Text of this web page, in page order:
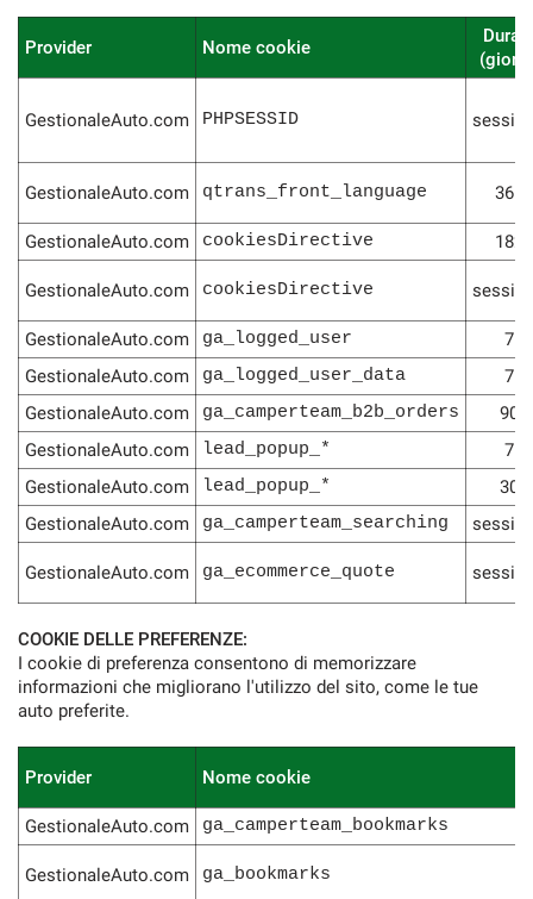
Provider Nome cookie
GestionaleAuto.com PHPSESSID
GestionaleAuto.com qtrans_front_language 365
GestionaleAuto.com cookiesDirective 182
GestionaleAuto.com cookiesDirective
GestionaleAuto.com ga_logged_user
7
GestionaleAuto.com
ga_logged_user_data
7
GestionaleAuto.com
ga_camperteam_b2b_orders
90
GestionaleAuto.com
lead_popup_*
7
GestionaleAuto.com
lead_popup_*
30
GestionaleAuto.com
ga_camperteam_searching
GestionaleAuto.com ga_ecommerce_quote
COOKIE DELLE PREFERENZE:
I cookie di preferenza consentono di memorizzare
informazioni che migliorano l'utilizzo del sito, come le tue
auto preferite.
Provider Nome cookie
GestionaleAuto.com ga_camperteam_bookmarks
GestionaleAuto.com ga_bookmarks